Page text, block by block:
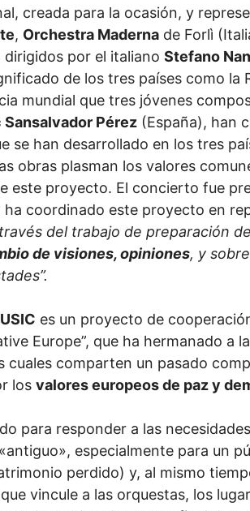
creada para la ocasión, y
, Orchestra Maderna de Forlì
dirigidos por el italiano Stefano
de los tres países como la
mundial que tres jóvenes
Sansalvador Pérez (España), han
se han desarrollado en los tres
obras plasman los valores
este proyecto. El concierto fue
ha coordinado este proyecto en
del trabajo de preparación
de visiones, opiniones, y
es un proyecto de
Europe”, que ha hermanado a
cuales comparten un pasado
los valores europeos de paz y
para responder a las
especialmente para un
perdido) y, al mismo
vincule a las orquestas, los